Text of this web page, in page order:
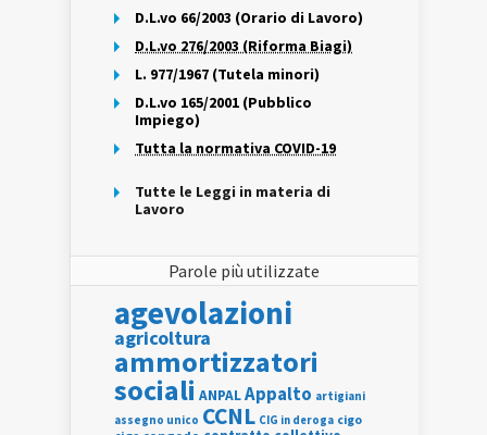
D.L.vo 66/2003 (Orario di Lavoro)
D.L.vo 276/2003 (Riforma Biagi)
L. 977/1967 (Tutela minori)
D.L.vo 165/2001 (Pubblico
Impiego)
Tutta la normativa COVID-19
Tutte le Leggi in materia di
Lavoro
Parole più utilizzate
agevolazioni
agricoltura
ammortizzatori
sociali ANPALAppalto artigiani
assegno unico CCNL CIG in deroga cigo